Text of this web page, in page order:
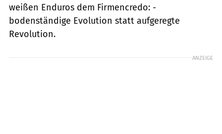
weißen Enduros dem Firmencredo: ­
bodenständige Evolution statt aufgeregte
Revolution.
ANZEIGE